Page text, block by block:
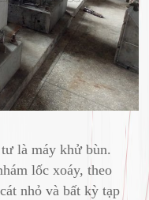
là máy khử bùn.
lốc xoáy, theo
nhỏ và bất kỳ tạp